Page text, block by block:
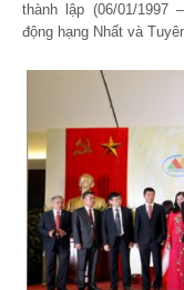
thành lập (06/01/1997
động hạng Nhất và